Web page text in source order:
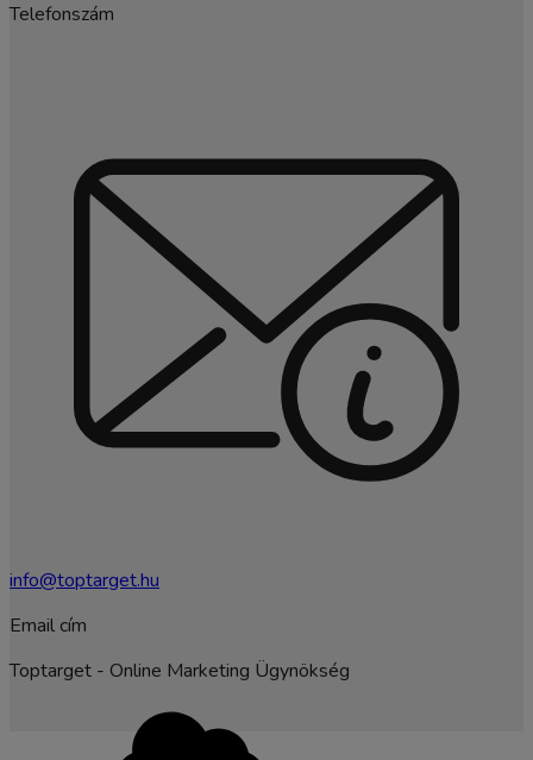
Telefonszám
info@toptarget.hu
Email cím
Toptarget - Online Marketing Ügynökség